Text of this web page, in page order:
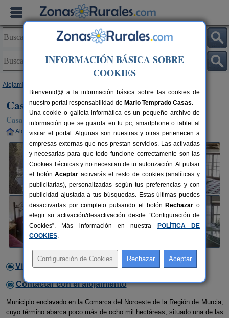
Alojamientos
Casa Rural El Milano
Casa Rural en Bullas (Murcia)
Alquiler completo 8-15+2 plazas 40 km de Murcia
Video
Contactar con el alojamiento
Municipio enclavado en la Comarca del Noroeste de la Región de Murcia,
cuyo término abarca poco más de ocho mil hectáreas, situado una de las
INFORMACIÓN BÁSICA SOBRE
COOKIES
Bienvenid@ a la información básica sobre las cookies de
nuestro portal responsabilidad de Mario Temprado Casas.
Una cookie o galleta informática es un pequeño archivo de
información que se guarda en tu pc, smartphone o tablet al
visitar el portal. Algunas son nuestras y otras pertenecen a
empresas externas que nos prestan servicios. Las activadas
y necesarias para que todo funcione correctamente son las
Cookies Técnicas y no necesitan de tu autorización. Al pulsar
el botónAceptar activarás el resto de cookies (analíticas y
publicitarias), personalizadas según tus preferencias y con
publicidad ajustada a tus búsquedas. Estas últimas puedes
desactivarlas por completo pulsando el botón Rechazar o
elegir su activación/desactivación desde “Configuración de
Cookies”. Más información en nuestra
POLÍTICA DE
COOKIES.